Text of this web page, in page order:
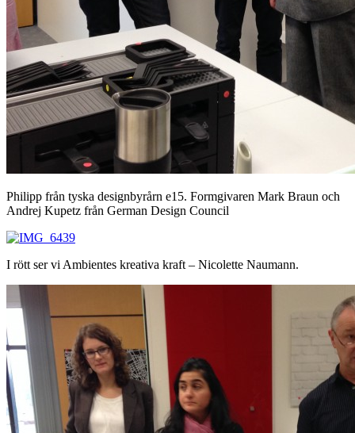
Philipp från tyska designbyrårn e15. Formgivaren Mark Braun och
Andrej Kupetz från German Design Council
I rött ser vi Ambientes kreativa kraft – Nicolette Naumann.